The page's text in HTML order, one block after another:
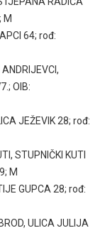
M
64; rođ:
OIB:
JEŽEVIK 28; rođ:
STUPNIČKI KUTI
M
GUPCA 28; rođ:
ULICA JULIJA